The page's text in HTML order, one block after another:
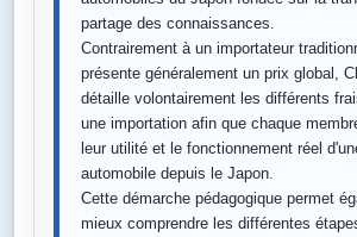
partage des connaissances.
Contrairement à un importateur
présente généralement un prix global,
détaille volontairement les différents
une importation afin que chaque
leur utilité et le fonctionnement réel
automobile depuis le Japon.
Cette démarche pédagogique permet
mieux comprendre les différentes